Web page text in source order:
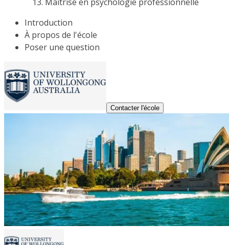
Introduction
À propos de l'école
Poser une question
Contacter l'école